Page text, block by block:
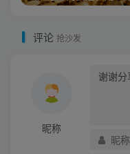
评论 抢沙发
昵称
昵称